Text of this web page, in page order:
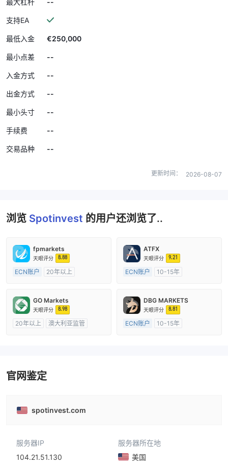
最大杠杆
支持EA
最低入金 €250,000
最小点差 --
入金方式 --
出金方式 --
最小头寸 --
手续费 --
交易品种 --
更新时间： 2026-08-07
浏览 Spotinvest 的用户还浏览了..
fpmarkets
天眼评分 8.88
ECN账户
20年以上
主标MT4
ATFX
天眼评分 9.21
ECN账户
10-15年
主标MT4
GO Markets
天眼评分 8.98
20年以上
澳大利亚监管
DBG MARKETS
天眼评分 8.81
ECN账户
10-15年
官网鉴定
spotinvest.com
服务器IP
104.21.51.130
服务器所在地
美国